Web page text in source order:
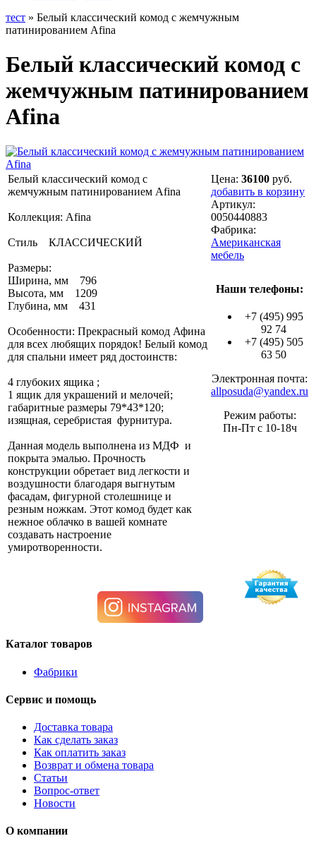
тест » Белый классический комод с жемчужным
патинированием Afina
Белый классический комод с
жемчужным патинированием
Afina
Белый классический комод с
жемчужным патинированием Afina
Коллекция: Afina
Стиль КЛАССИЧЕСКИЙ
Размеры:
Ширина, мм 796
Высота, мм 1209
Глубина, мм 431
Особенности: Прекрасный комод Афина
для всех любящих порядок! Белый комод
для спальни имеет ряд достоинств:
4 глубоких ящика ;
1 ящик для украшений и мелочей;
габаритные размеры 79*43*120;
изящная, серебристая фурнитура.
Данная модель выполнена из МДФ и
покрыта эмалью. Прочность
конструкции обретает вид легкости и
воздушности благодаря выгнутым
фасадам, фигурной столешнице и
резным ножкам. Этот комод будет как
нежное облачко в вашей комнате
создавать настроение
умиротворенности.
Цена: 36100 руб.
добавить в корзину
Артикул:
0050440883
Фабрика:
Американская
мебель
Наши телефоны:
+7 (495) 995
92 74
+7 (495) 505
63 50
Электронная почта:
allposuda@yandex.ru
Режим работы:
Пн-Пт с 10-18ч
Каталог товаров
Фабрики
Сервис и помощь
Доставка товара
Как сделать заказ
Как оплатить заказ
Возврат и обмена товара
Статьи
Вопрос-ответ
Новости
О компании